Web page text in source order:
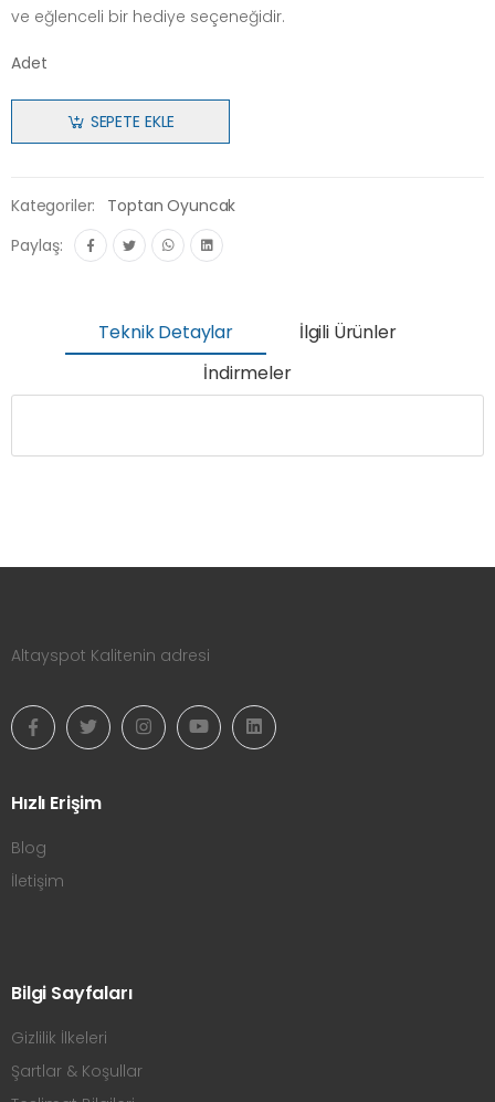
ve eğlenceli bir hediye seçeneğidir.
Adet
SEPETE EKLE
Kategoriler:
Toptan Oyuncak
Paylaş:
Teknik Detaylar
İlgili Ürünler
İndirmeler
Altayspot Kalitenin adresi
Hızlı Erişim
Blog
İletişim
Bilgi Sayfaları
Gizlilik İlkeleri
Şartlar & Koşullar